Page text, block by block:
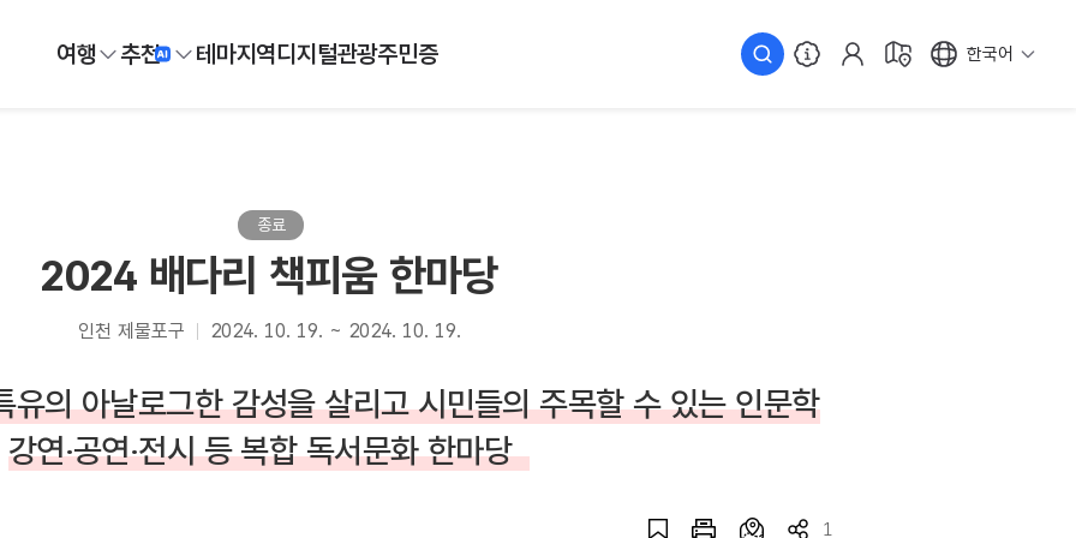
여행 추천 테마지역디지털관광주민증 한국어
종료
2024 배다리 책피움 한마당
인천 제물포구 2024. 10. 19. ~ 2024. 10. 19.
유의 아날로그한 감성을 살리고 시민들의 주목할 수 있는 인문학
강연‧공연‧전시 등 복합 독서문화 한마당
1